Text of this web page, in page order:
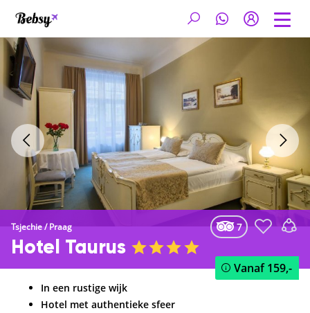
Tsjechie/Praag 7
Hotel Taurus
Vanaf159,-
In een rustige wijk
Hotel met authentieke sfeer